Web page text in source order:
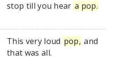
stop till you hear a pop.
This very loud pop, and
that was all.